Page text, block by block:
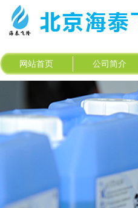
网站首页 公司简介